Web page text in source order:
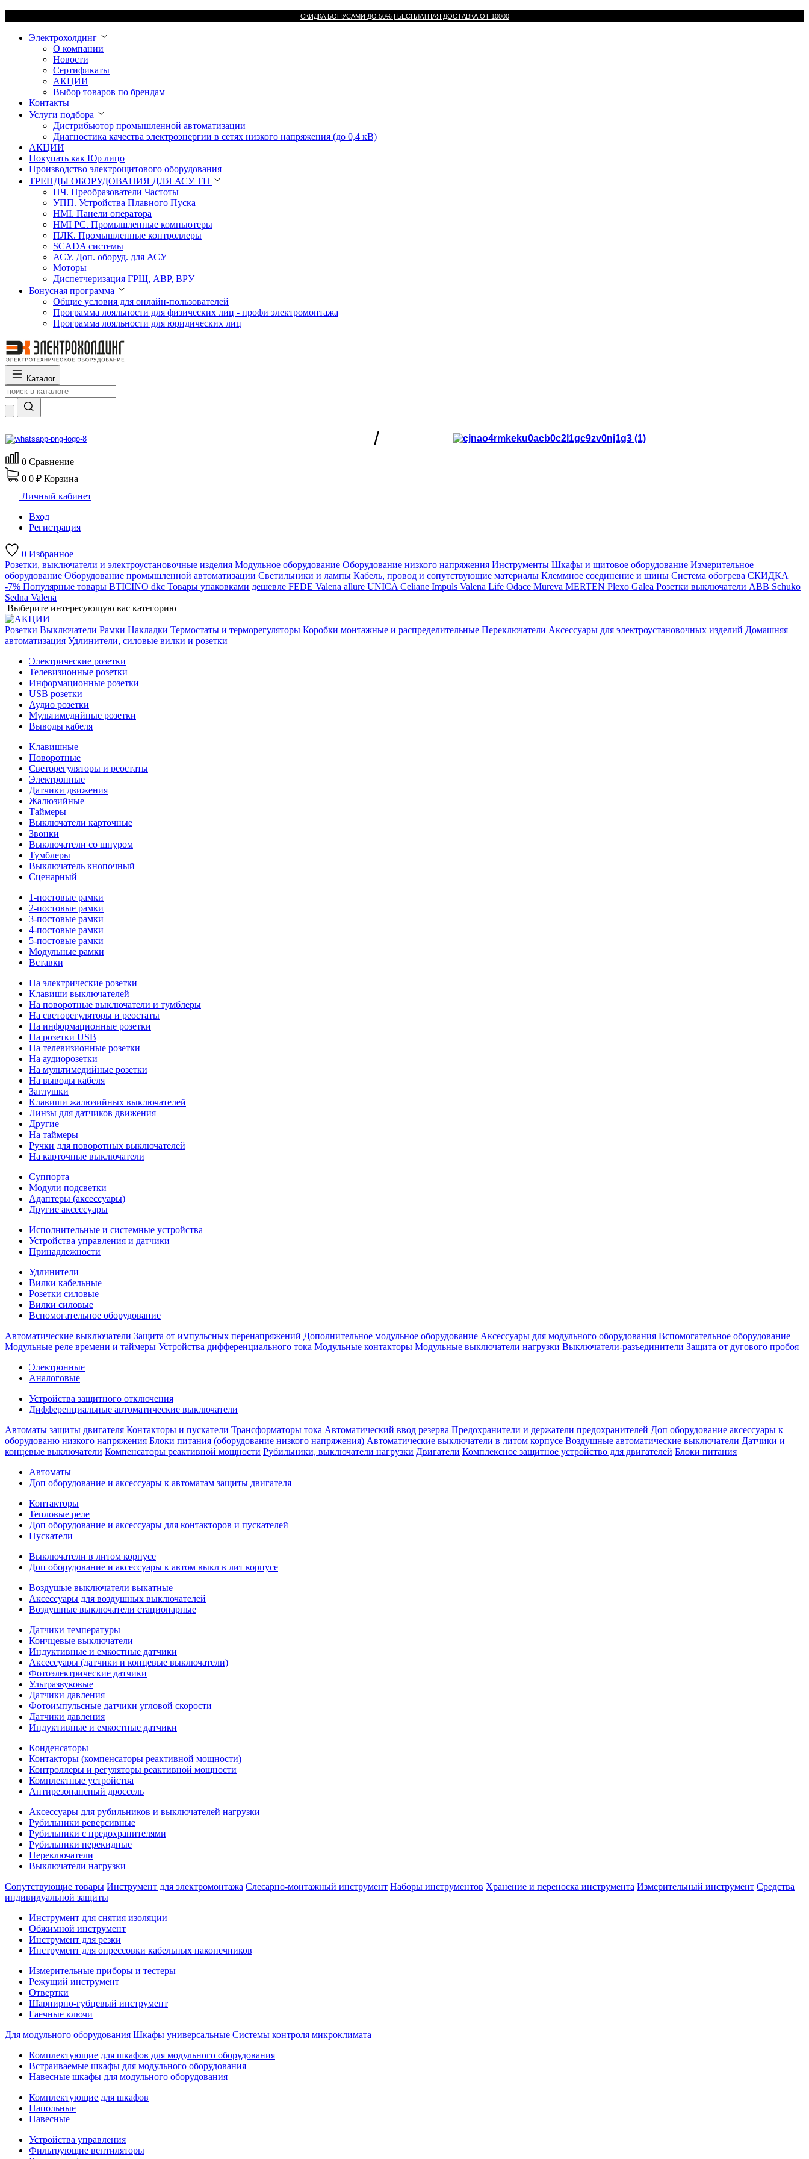
СКИДКА БОНУСАМИ ДО 50% | БЕСПЛАТНАЯ ДОСТАВКА ОТ 10000
Электрохолдинг
О компании
Новости
Сертификаты
АКЦИИ
Выбор товаров по брендам
Контакты
Услуги подбора
Дистрибьютор промышленной автоматизации
Диагностика качества электроэнергии в сетях низкого напряжения (до 0,4 кВ)
АКЦИИ
Покупать как Юр лицо
Производство электрощитового оборудования
ТРЕНДЫ ОБОРУДОВАНИЯ ДЛЯ АСУ ТП
ПЧ. Преобразователи Частоты
УПП. Устройства Плавного Пуска
HMI. Панели оператора
HMI РС. Промышленные компьютеры
ПЛК. Промышленные контроллеры
SCADA системы
АСУ. Доп. оборуд. для АСУ
Моторы
Диспетчеризация ГРЩ, АВР, ВРУ
Бонусная программа
Общие условия для онлайн-пользователей
Программа лояльности для физических лиц - профи электромонтажа
Программа лояльности для юридических лиц
Каталог
/
0 Сравнение
0 0 ₽ Корзина
Личный кабинет
Вход
Регистрация
0 Избранное
Розетки, выключатели и электроустановочные изделия Модульное оборудование Оборудование низкого напряжения Инструменты Шкафы и щитовое оборудование Измерительное
оборудование Оборудование промышленной автоматизации Светильники и лампы Кабель, провод и сопутствующие материалы Клеммное соединение и шины Система обогрева СКИДКА
-7% Популярные товары BTICINO dkc Товары упаковками дешевле FEDE Valena allure UNICA Celiane Impuls Valena Life Odace Mureva MERTEN Plexo Galea Розетки выключатели ABB Schuko
Sedna Valena
Выберите интересующую вас категорию
Розетки Выключатели Рамки Накладки Термостаты и терморегуляторы Коробки монтажные и распределительные Переключатели Аксессуары для электроустановочных изделий Домашняя
автоматизация Удлинители, силовые вилки и розетки
Электрические розетки
Телевизионные розетки
Информационные розетки
USB розетки
Аудио розетки
Мультимедийные розетки
Выводы кабеля
Клавишные
Поворотные
Светорегуляторы и реостаты
Электронные
Датчики движения
Жалюзийные
Таймеры
Выключатели карточные
Звонки
Выключатели со шнуром
Тумблеры
Выключатель кнопочный
Сценарный
1-постовые рамки
2-постовые рамки
3-постовые рамки
4-постовые рамки
5-постовые рамки
Модульные рамки
Вставки
На электрические розетки
Клавиши выключателей
На поворотные выключатели и тумблеры
На светорегуляторы и реостаты
На информационные розетки
На розетки USB
На телевизионные розетки
На аудиорозетки
На мультимедийные розетки
На выводы кабеля
Заглушки
Клавиши жалюзийных выключателей
Линзы для датчиков движения
Другие
На таймеры
Ручки для поворотных выключателей
На карточные выключатели
Суппорта
Модули подсветки
Адаптеры (аксессуары)
Другие аксессуары
Исполнительные и системные устройства
Устройства управления и датчики
Принадлежности
Удлинители
Вилки кабельные
Розетки силовые
Вилки силовые
Вспомогательное оборудование
Автоматические выключатели Защита от импульсных перенапряжений Дополнительное модульное оборудование Аксессуары для модульного оборудования Вспомогательное оборудование
Модульные реле времени и таймеры Устройства дифференциального тока Модульные контакторы Модульные выключатели нагрузки Выключатели-разъединители Защита от дугового пробоя
Электронные
Аналоговые
Устройства защитного отключения
Дифференциальные автоматические выключатели
Автоматы защиты двигателя Контакторы и пускатели Трансформаторы тока Автоматический ввод резерва Предохранители и держатели предохранителей Доп оборудование аксессуары к
оборудованю низкого напряжения Блоки питания (оборудование низкого напряжения) Автоматические выключатели в литом корпусе Воздушные автоматические выключатели Датчики и
концевые выключатели Компенсаторы реактивной мощности Рубильники, выключатели нагрузки Двигатели Комплексное защитное устройство для двигателей Блоки питания
Автоматы
Доп оборудование и аксессуары к автоматам защиты двигателя
Контакторы
Тепловые реле
Доп оборудование и аксессуары для контакторов и пускателей
Пускатели
Выключатели в литом корпусе
Доп оборудование и аксессуары к автом выкл в лит корпусе
Воздушые выключатели выкатные
Аксессуары для воздушных выключателей
Воздушные выключатели стационарные
Датчики температуры
Кончцевые выключатели
Индуктивные и емкостные датчики
Аксессуары (датчики и концевые выключатели)
Фотоэлектрические датчики
Ультразвуковые
Датчики давления
Фотоимпульсные датчики угловой скорости
Датчики давления
Индуктивные и емкостные датчики
Конденсаторы
Контакторы (компенсаторы реактивной мощности)
Контроллеры и регуляторы реактивной мощности
Комплектные устройства
Антирезонансный дроссель
Аксессуары для рубильников и выключателей нагрузки
Рубильники реверсивные
Рубильники с предохранителями
Рубильники перекидные
Переключатели
Выключатели нагрузки
Сопутствующие товары Инструмент для электромонтажа Слесарно-монтажный инструмент Наборы инструментов Хранение и переноска инструмента Измерительный инструмент Средства
индивидуальной защиты
Инструмент для снятия изоляции
Обжимной инструмент
Инструмент для резки
Инструмент для опрессовки кабельных наконечников
Измерительные приборы и тестеры
Режущий инструмент
Отвертки
Шарнирно-губцевый инструмент
Гаечные ключи
Для модульного оборудования Шкафы универсальные Системы контроля микроклимата
Комплектующие для шкафов для модульного оборудования
Встраиваемые шкафы для модульного оборудования
Навесные шкафы для модульного оборудования
Комплектующие для шкафов
Напольные
Навесные
Устройства управления
Фильтрующие вентиляторы